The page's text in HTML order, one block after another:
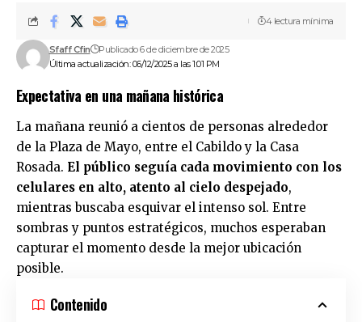
Última actualización: 06/12/2025 a las 1:01 PM
Sfaff Cfin Publicado 6 de diciembre de 2025
4 lectura mínima
Expectativa en una mañana histórica
La mañana reunió a cientos de personas alrededor
de la Plaza de Mayo, entre el Cabildo y la Casa
Rosada. El público seguía cada movimiento con los
celulares en alto, atento al cielo despejado,
mientras buscaba esquivar el intenso sol. Entre
sombras y puntos estratégicos, muchos esperaban
capturar el momento desde la mejor ubicación
posible.
Contenido